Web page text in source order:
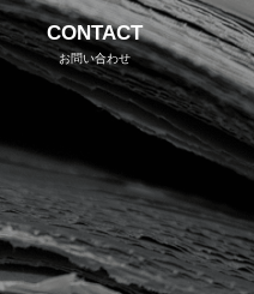
CONTACT
お問い合わせ